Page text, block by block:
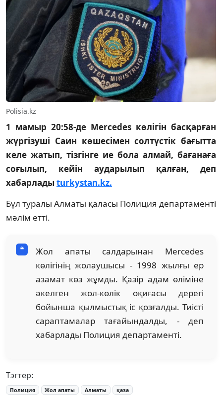
Polisia.kz
1 мамыр 20:58-де Mercedes көлігін басқарған
жүргізуші Саин көшесімен солтүстік бағытта
келе жатып, тізгінге ие бола алмай, бағанаға
соғылып, кейін аударылып қалған, деп
хабарладыturkystan.kz.
Бұл туралы Алматы қаласы Полиция департаменті
мәлім етті.
Жол апаты салдарынан Mercedes
көлігінің жолаушысы - 1998 жылғы ер
азамат көз жұмды. Қазір адам өліміне
әкелген жол-көлік оқиғасы дерегі
бойынша қылмыстық іс қозғалды. Тиісті
сараптамалар тағайындалды, - деп
хабарлады Полиция департаменті.
Тэгтер:
Полиция Жол апаты Алматы қаза